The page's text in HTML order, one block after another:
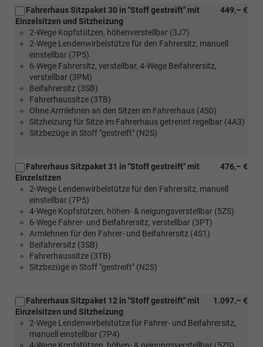
Sitzpaket
[Z17]
Sitzpaket
Fahrerhaus
Sitzpaket
Fahrerhaus
23
[Z42]
Fahrerhaus
Sitzpaket
16A
[Z30]
oder
[Z28]
Fahrerhaus
Sitzpaket
16
oder
[Z17]
Fahrerhaus
Sitzpaket
27
oder
[Z25]
8
[Z29]
Fahrerhaus
Sitzpaket
23
oder
[Z42]
Fahrerhaus
Sitzpaket
[Z40]
Fahrerhaus
Sitzpaket
16A
2.
80
Ah,
449,– €
Fahrerhaus Sitzpaket 30 in "Stoff gestreift" mit
Einzelsitzen und Sitzheizung
2-Wege Kopfstützen, höhenverstellbar (3J7)
2-Wege Lendenwirbelstütze für den Fahrersitz, manuell
einstellbar (7P5)
6-Wege Fahrersitz, verstellbar, 4-Wege Beifahrersitz,
verstellbar (3PM)
Beifahrersitz (3SB)
Fahrerhaussitze (3TB)
Ohne Armlehnen an den Sitzen im Fahrerhaus (4S0)
Sitzheizung für Sitze im Fahrerhaus getrennt regelbar (4A3)
Sitzbezüge in Stoff "gestreift" (N2S)
476,– €
Fahrerhaus Sitzpaket 31 in "Stoff gestreift" mit
Einzelsitzen
2-Wege Lendenwirbelstütze für den Fahrersitz, manuell
einstellbar (7P5)
4-Wege Kopfstützen, höhen- & neigungsverstellbar (5ZS)
6-Wege Fahrer- und Beifahrersitz, verstellbar (3PT)
Armlehnen für den Fahrer- und Beifahrersitz (4S1)
Beifahrersitz (3SB)
Fahrerhaussitze (3TB)
Sitzbezüge in Stoff "gestreift" (N2S)
1.097,– €
Fahrerhaus Sitzpaket 12 in "Stoff gestreift" mit
Einzelsitzen und Sitzheizung
2-Wege Lendenwirbelstütze für Fahrer- und Beifahrersitz,
manuell einstellbar (7P4)
4-Wege Kopfstützen, höhen- & neigungsverstellbar (5ZS)